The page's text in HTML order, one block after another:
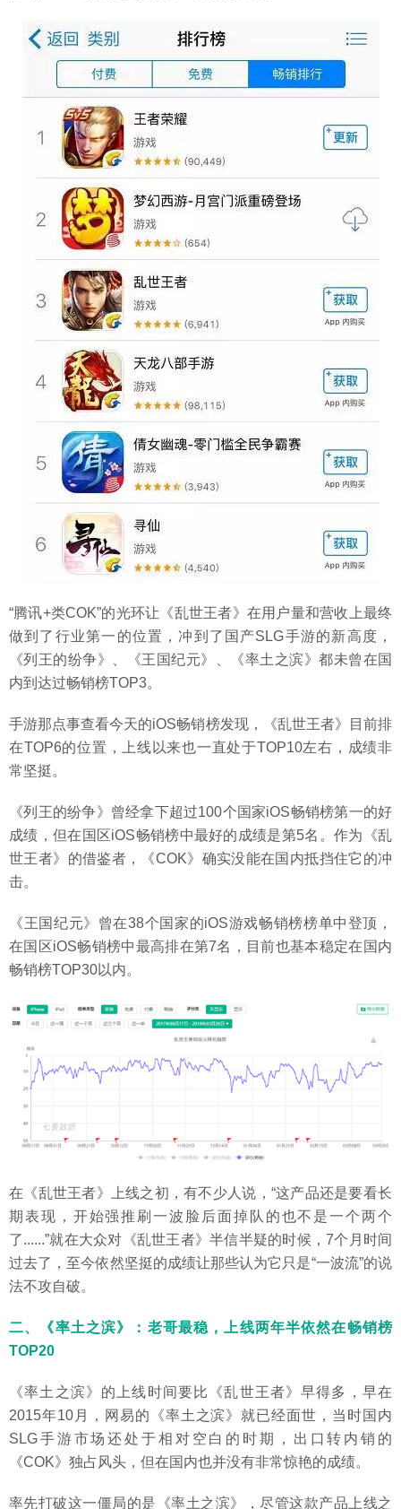
“腾讯+类COK”的光环让《乱世王者》在用户量和营收上最终
做到了行业第一的位置，冲到了国产SLG手游的新高度，
《列王的纷争》、《王国纪元》、《率土之滨》都未曾在国
内到达过畅销榜TOP3。
手游那点事查看今天的iOS畅销榜发现，《乱世王者》目前排
在TOP6的位置，上线以来也一直处于TOP10左右，成绩非
常坚挺。
《列王的纷争》曾经拿下超过100个国家iOS畅销榜第一的好
成绩，但在国区iOS畅销榜中最好的成绩是第5名。作为《乱
世王者》的借鉴者，《COK》确实没能在国内抵挡住它的冲
击。
《王国纪元》曾在38个国家的iOS游戏畅销榜榜单中登顶，
在国区iOS畅销榜中最高排在第7名，目前也基本稳定在国内
畅销榜TOP30以内。
在《乱世王者》上线之初，有不少人说，“这产品还是要看长
期表现，开始强推刷一波脸后面掉队的也不是一个两个
了......”就在大众对《乱世王者》半信半疑的时候，7个月时间
过去了，至今依然坚挺的成绩让那些认为它只是“一波流”的说
法不攻自破。
二、《率土之滨》：老哥最稳，上线两年半依然在畅销榜
TOP20
《率土之滨》的上线时间要比《乱世王者》早得多，早在
2015年10月，网易的《率土之滨》就已经面世，当时国内
SLG手游市场还处于相对空白的时期，出口转内销的
《COK》独占风头，但在国内也并没有非常惊艳的成绩。
率先打破这一僵局的是《率土之滨》，尽管这款产品上线之